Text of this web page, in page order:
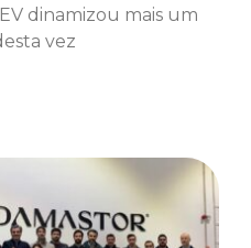
dinamizou mais um
vez